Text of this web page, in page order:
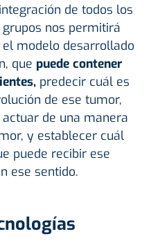
de todos los
nos permitirá
modelo desarrollado
que puede contener
predecir cuál es
de ese tumor,
de una manera
y establecer cuál
puede recibir ese
ese sentido.